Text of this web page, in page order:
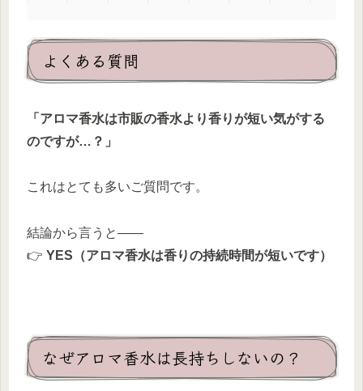
よくある質問
「アロマ香水は市販の香水より香りが短い気がする
のですが…？」
これはとても多いご質問です。
結論から言うと——
👉 YES（アロマ香水は香りの持続時間が短いです）
なぜアロマ香水は長持ちしないの？